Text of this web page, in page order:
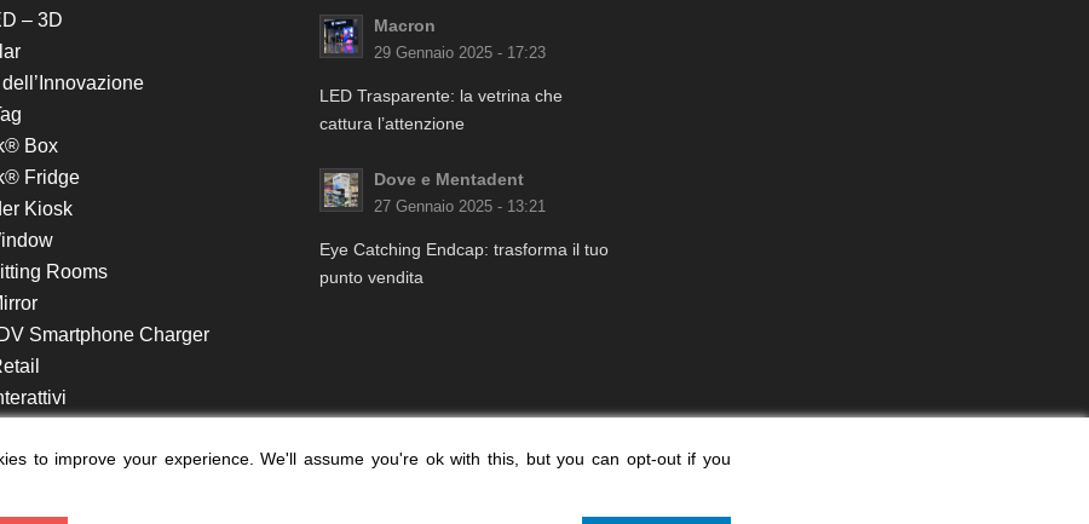
– 3D
dell’Innovazione
Box
Fridge
Kiosk
Rooms
Smartphone Charger
Macron
29 Gennaio 2025 - 17:23
LED Trasparente: la vetrina che
cattura l’attenzione
Dove e Mentadent
27 Gennaio 2025 - 13:21
Eye Catching Endcap: trasforma il tuo
punto vendita
to improve your experience. We'll assume you're ok with this, but you can opt-out if you